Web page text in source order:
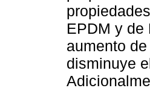
EPDM y de
aumento
disminuye